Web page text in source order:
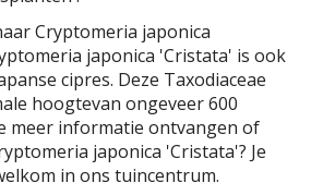
Cryptomeria japonica
japonica 'Cristata' is ook
cipres. Deze Taxodiaceae
hoogtevan ongeveer 600
meer informatie ontvangen of
japonica 'Cristata'? Je
in ons tuincentrum.